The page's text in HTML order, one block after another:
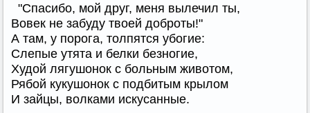
"Спасибо, мой друг, меня вылечил ты,
Вовек не забуду твоей доброты!"
А там, у порога, толпятся убогие:
Слепые утята и белки безногие,
Худой лягушонок с больным животом,
Рябой кукушонок с подбитым крылом
И зайцы, волками искусанные.